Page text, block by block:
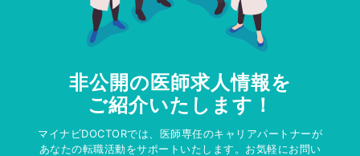
非公開の医師求人情報を
ご紹介いたします！
マイナビDOCTORでは、医師専任のキャリアパートナーが
あなたの転職活動をサポートいたします。お気軽にお問い